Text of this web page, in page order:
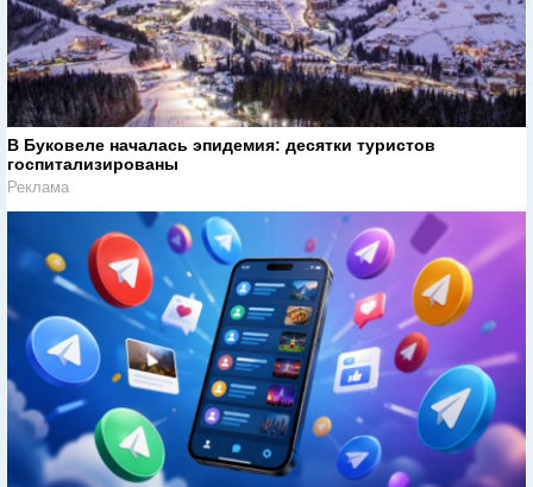
В Буковеле началась эпидемия: десятки туристов
госпитализированы
Реклама